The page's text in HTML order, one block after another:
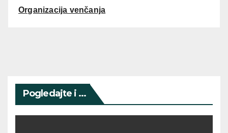
Organizacija venčanja
Pogledajte i ...